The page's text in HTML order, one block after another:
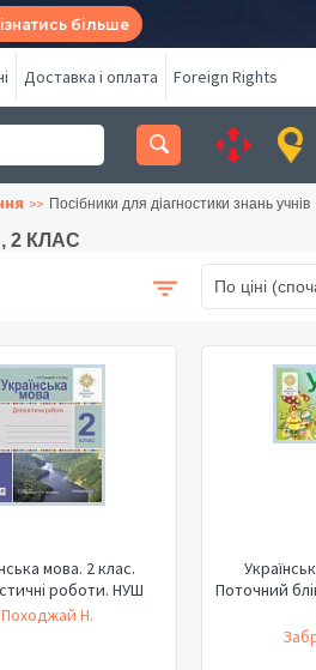
більше
Доставка і оплата Foreign Rights
Посібники для діагностики знань учнів
, 2 КЛАС
По ціні
мова. 2 клас.
роботи. НУШ
Походжай Н.
Поточний